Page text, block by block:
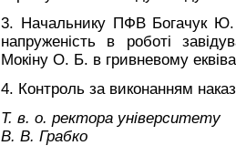
3. Начальнику ПФВ Богачук Ю.
напруженість в роботі
Мокіну О. Б. в гривневому
4. Контроль за виконанням
Т. в. о. ректора університету
В. В. Грабко